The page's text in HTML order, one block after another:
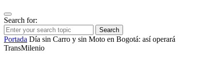
Search for:
Search
Portada Día sin Carro y sin Moto en Bogotá: así operará
TransMilenio